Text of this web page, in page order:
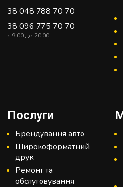
38 048 788 70 70
38 096 775 70 70
c 9:00 до 20:00
Послуги
Брендування авто
Широкоформатний
друк
Ремонт та
обслуговування